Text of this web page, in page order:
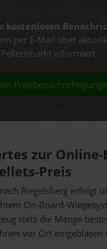
kostenlosen
per E-Mail über
informiert.
zur
Preis
Riegelsberg erfolgt
On-Board-
stets die Menge
vor Ort eingeblasen